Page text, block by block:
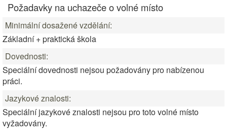
Požadavky na uchazeče o volné místo
Minimální dosažené vzdělání:
Základní + praktická škola
Dovednosti:
Speciální dovednosti nejsou požadovány pro nabízenou
práci.
Jazykové znalosti:
Speciální jazykové znalosti nejsou pro toto volné místo
vyžadovány.